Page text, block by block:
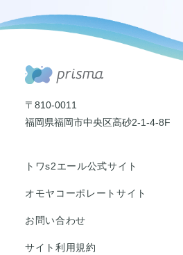
〒810-0011
福岡県福岡市中央区高砂2-1-4-8F
トワs2エール公式サイト
オモヤコーポレートサイト
お問い合わせ
サイト利用規約